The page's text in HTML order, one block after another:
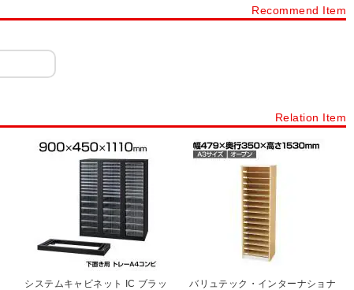
カラーボックス
ラテラル書庫・引き出し書庫
Recommend Item
Relation Item
システムキャビネット IC ブラッ バリュテック・インターナショナ